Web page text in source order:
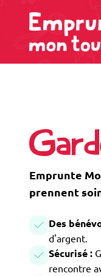
Emprunte
prennent
Des
d'argent.
Sécurisé :
rencontre